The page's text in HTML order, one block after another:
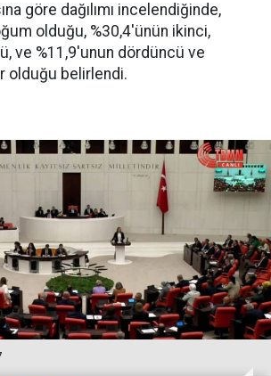
göre dağılımı incelendiğinde,
olduğu, %30,4'ünün ikinci,
ve %11,9'unun dördüncü ve
olduğu belirlendi.